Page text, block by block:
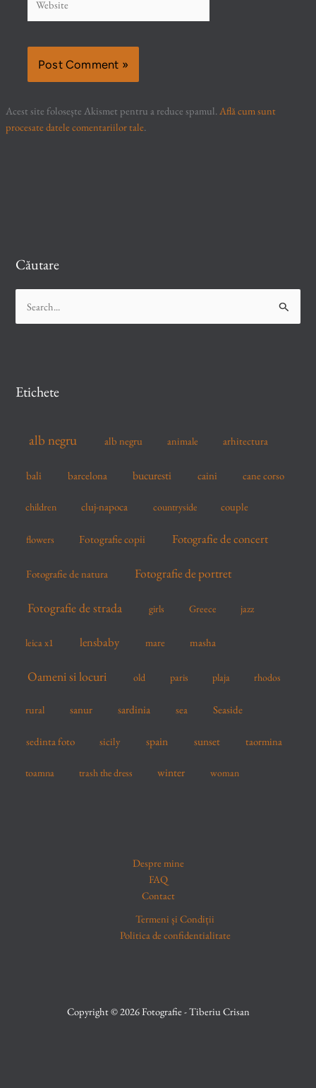
Acest site folosește Akismet pentru a reduce spamul.Află cum sunt
procesate datele comentariilor tale.
Căutare
h
Etichete
alb negru alb negru animale arhitectura
bali barcelona bucuresti caini cane corso
children cluj-napoca countryside couple
flowers Fotografie copii Fotografie de concert
Fotografie de natura Fotografie de portret
Fotografie de strada girls Greece jazz
leica x1 lensbaby mare masha
Oameni si locuri old paris plaja rhodos
rural sanur sardinia sea Seaside
sedinta foto sicily spain sunset taormina
toamna trash the dress winter woman
Despre mine
FAQ
Contact
Termeni și Condiții
Politica de confidentialitate
Copyright © 2026 Fotografie - Tiberiu Crisan